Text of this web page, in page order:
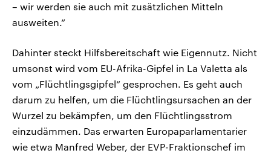
– wir werden sie auch mit zusätzlichen Mitteln
ausweiten.“
Dahinter steckt Hilfsbereitschaft wie Eigennutz. Nicht
umsonst wird vom EU-Afrika-Gipfel in La Valetta als
vom „Flüchtlingsgipfel“ gesprochen. Es geht auch
darum zu helfen, um die Flüchtlingsursachen an der
Wurzel zu bekämpfen, um den Flüchtlingsstrom
einzudämmen. Das erwarten Europaparlamentarier
wie etwa Manfred Weber, der EVP-Fraktionschef im